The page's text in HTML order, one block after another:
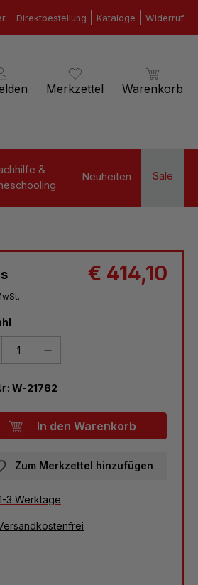
Direktbestellung Kataloge Widerruf
Merkzettel Warenkorb
&
Neuheiten Sale
€ 414,10
W-21782
In den Warenkorb
Zum Merkzettel hinzufügen
3 Werktage